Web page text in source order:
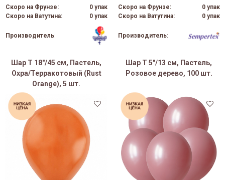
Скоро на Фрунзе:
0 упак
Скоро на Ватутина:
0 упак
Производитель:
Скоро на Фрунзе:
0 упак
Скоро на Ватутина:
0 упак
Производитель:
Шар Т 18"/45 см, Пастель,
Охра/Терракотовый (Rust
Orange), 5 шт.
Шар Т 5"/13 см, Пастель,
Розовое дерево, 100 шт.